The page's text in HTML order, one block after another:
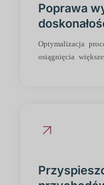
Poprawa
Optymalizacja
osiągnięcia